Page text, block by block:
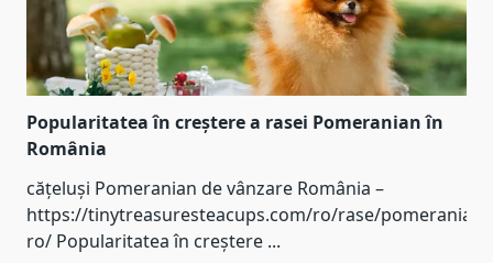
Popularitatea în creștere a rasei Pomeranian în
România
cățeluși Pomeranian de vânzare România –
https://tinytreasuresteacups.com/ro/rase/pomeranian-
ro/ Popularitatea în creștere ...